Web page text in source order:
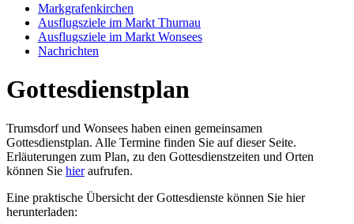
Markgrafenkirchen
Ausflugsziele im Markt Thurnau
Ausflugsziele im Markt Wonsees
Nachrichten
Gottesdienstplan
Trumsdorf und Wonsees haben einen gemeinsamen
Gottesdienstplan. Alle Termine finden Sie auf dieser Seite.
Erläuterungen zum Plan, zu den Gottesdienstzeiten und Orten
können Sie hieraufrufen.
Eine praktische Übersicht der Gottesdienste können Sie hier
herunterladen: